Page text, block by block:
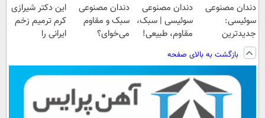
دندان مصنوعی
سوئیسی:
جدیدترین
فناوری اروپا،
سبک و مقاوم |
پرداخت قسطی
دندان مصنوعی
سوئیسی | سبک،
مقاوم، طبیعی!
رایگان+پرداخت
اقساطی😍
دندان مصنوعی
سبک و مقاوم
می‌خوای؟
📍تهران
این دکتر شیرازی
کرم ترمیم زخم
ایرانی را
بازگشت به بالای صفحه